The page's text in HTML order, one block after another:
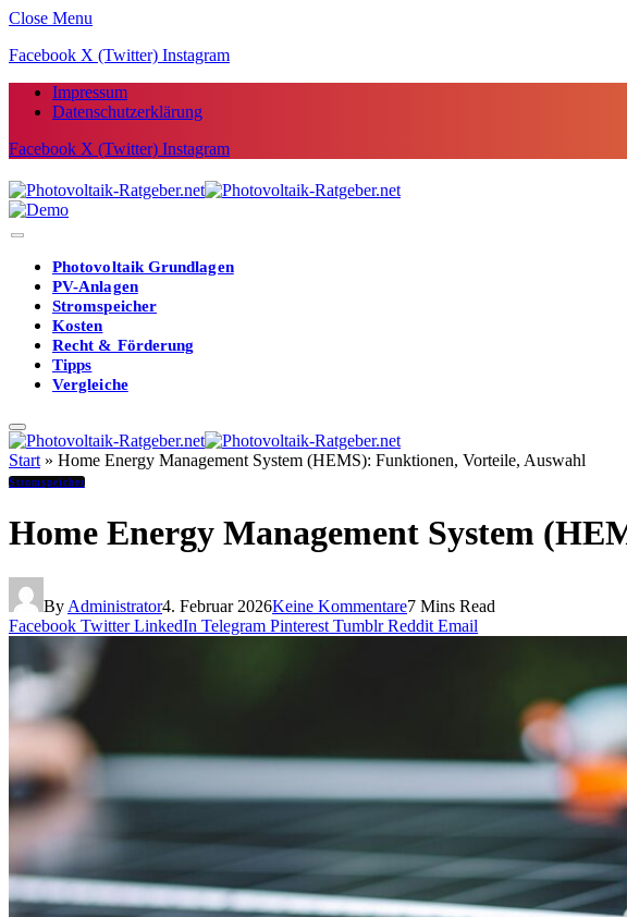
Close Menu
Facebook X (Twitter) Instagram
Impressum
Datenschutzerklärung
Facebook X (Twitter) Instagram
Photovoltaik Grundlagen
PV-Anlagen
Stromspeicher
Kosten
Recht & Förderung
Tipps
Vergleiche
Start » Home Energy Management System (HEMS): Funktionen, Vorteile, Auswahl
Stromspeicher
Home Energy Management System
By Administrator4. Februar 2026Keine Kommentare7 Mins Read
Facebook Twitter LinkedIn Telegram Pinterest Tumblr Reddit Email